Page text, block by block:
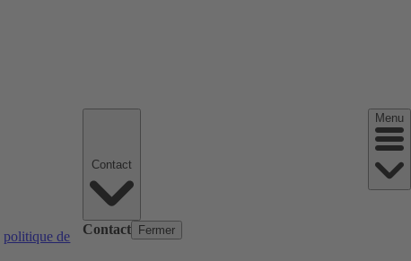
politique de
Contact Fermer
Menu